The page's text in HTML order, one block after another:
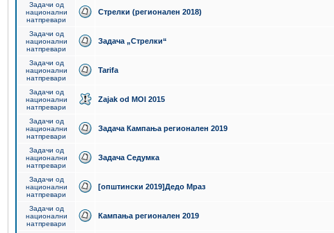
Задачи од
национални
натпревари
Стрелки (регионален 2018)
Задачи од
национални
натпревари
Задача „Стрелки“
Задачи од
национални
натпревари
Tarifa
Задачи од
национални
натпревари
Zajak od MOI 2015
Задачи од
национални
натпревари
Задача Кампања регионален 2019
Задачи од
национални
натпревари
Задача Седумка
Задачи од
национални
натпревари
[општински 2019]Дедо Мраз
Задачи од
национални
натпревари
Кампања регионален 2019